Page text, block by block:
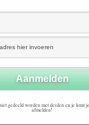
gedeeld worden met derden en je kunt
afmelden!